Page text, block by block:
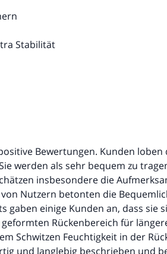
Stabilität
Bewertungen. Kunden loben
werden als sehr bequem zu
insbesondere die
Nutzern betonten die
gaben einige Kunden an, dass sie
Rückenbereich für
Schwitzen Feuchtigkeit in der
und langlebig beschrieben und